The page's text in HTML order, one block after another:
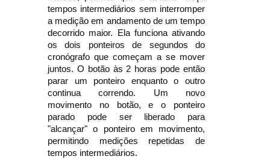
tempos intermediários sem interromper
a medição em andamento de um tempo
decorrido maior. Ela funciona ativando
os dois ponteiros de segundos do
cronógrafo que começam a se mover
juntos. O botão às 2 horas pode então
parar um ponteiro enquanto o outro
continua correndo. Um novo
movimento no botão, e o ponteiro
parado pode ser liberado para
"alcançar" o ponteiro em movimento,
permitindo medições repetidas de
tempos intermediários.